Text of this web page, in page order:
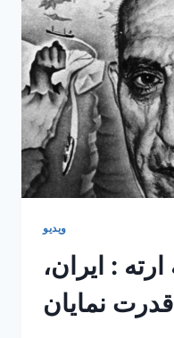
ویدیو
: ایران،
قدرت نمایان